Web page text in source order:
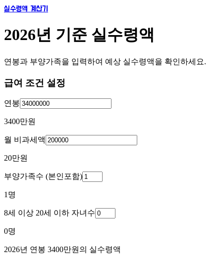
실수령액 계산기
2026년 기준 실수령액
연봉과 부양가족을 입력하여 예상 실수령액을 확인하세요.
급여 조건 설정
연봉
3400만원
월 비과세액
20만원
부양가족수 (본인포함)
1 명
8세 이상 20세 이하 자녀수
0명
2026년 연봉 3400만원의 실수령액